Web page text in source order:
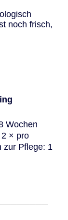
noch frisch,
Wochen
× pro
zur Pflege: 1